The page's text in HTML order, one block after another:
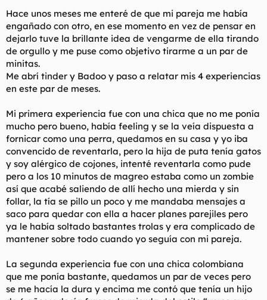
Hace unos meses me enteré de que mi pareja me había
engañado con otro, en ese momento en vez de pensar en
dejarlo tuve la brillante idea de vengarme de ella tirando
de orgullo y me puse como objetivo tirarme a un par de
minitas.
Me abrí tinder y Badoo y paso a relatar mis 4 experiencias
en este par de meses.
Mi primera experiencia fue con una chica que no me ponía
mucho pero bueno, había feeling y se la veía dispuesta a
fornicar como una perra, quedamos en su casa y yo iba
convencido de reventarla, pero la hija de puta tenía gatos
y soy alérgico de cojones, intenté reventarla como pude
pero a los 10 minutos de magreo estaba como un zombie
así que acabé saliendo de allí hecho una mierda y sin
follar, la tía se pillo un poco y me mandaba mensajes a
saco para quedar con ella a hacer planes parejiles pero
ya le había soltado bastantes trolas y era complicado de
mantener sobre todo cuando yo seguía con mi pareja.
La segunda experiencia fue con una chica colombiana
que me ponía bastante, quedamos un par de veces pero
se me hacía la dura y encima me contó que tenía un hijo